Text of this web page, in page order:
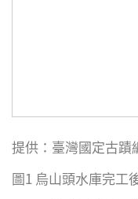
提供：臺灣國定古蹟
圖1 烏山頭水庫完工